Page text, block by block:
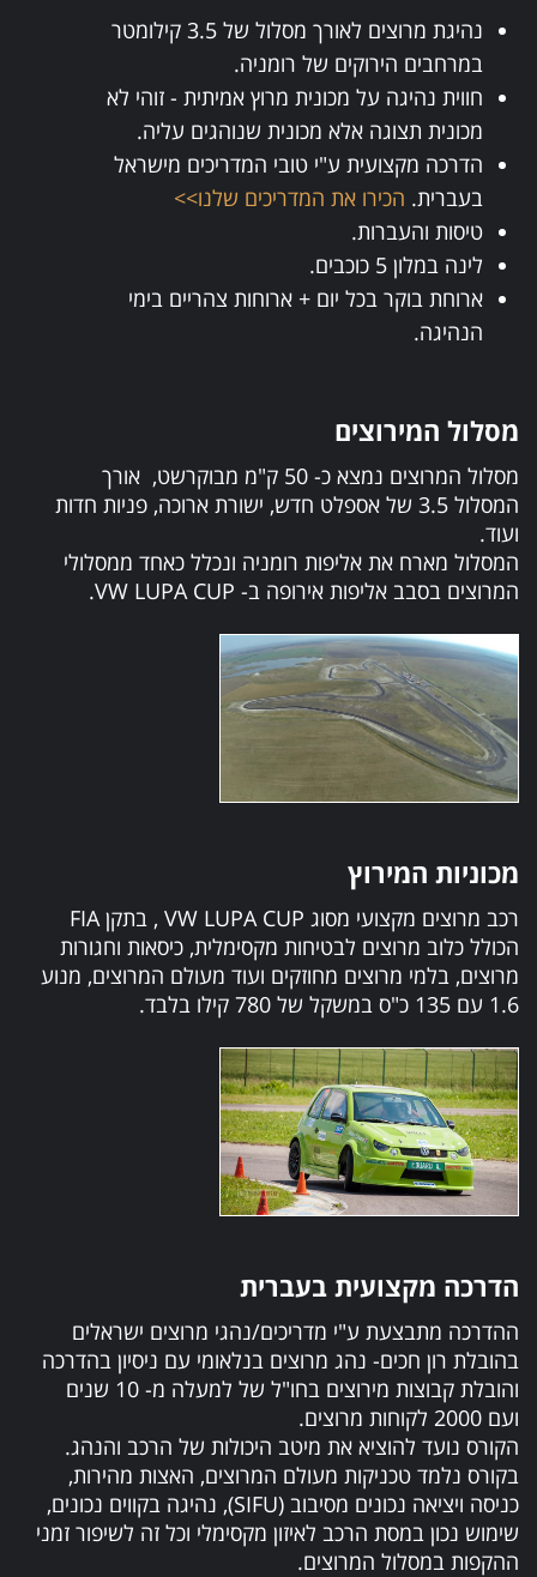
נהיגת מרוצים לאורך מסלול של 3.5 קילומטר
במרחבים הירוקים של רומניה.
חווית נהיגה על מכונית מרוץ אמיתית - זוהי לא
מכונית תצוגה אלא מכונית שנוהגים עליה.
הדרכה מקצועית ע"י טובי המדריכים מישראל
בעברית. הכירו את המדריכים שלנו>>
טיסות והעברות.
לינה במלון 5 כוכבים.
ארוחת בוקר בכל יום + ארוחות צהריים בימי
הנהיגה.
מסלול המירוצים
מסלול המרוצים נמצא כ- 50 ק"מ מבוקרשט, אורך
המסלול 3.5 של אספלט חדש, ישורת ארוכה, פניות חדות
ועוד.
המסלול מארח את אליפות רומניה ונכלל כאחד ממסלולי
המרוצים בסבב אליפות אירופה ב- VW LUPA CUP.
מכוניות המירוץ
רכב מרוצים מקצועי מסוג VW LUPA CUP , בתקן FIA
הכולל כלוב מרוצים לבטיחות מקסימלית, כיסאות וחגורות
מרוצים, בלמי מרוצים מחוזקים ועוד מעולם המרוצים, מנוע
1.6 עם 135 כ"ס במשקל של 780 קילו בלבד.
הדרכה מקצועית בעברית
ההדרכה מתבצעת ע"י מדריכים/נהגי מרוצים ישראלים
בהובלת רון חכים- נהג מרוצים בנלאומי עם ניסיון בהדרכה
והובלת קבוצות מירוצים בחו"ל של למעלה מ- 10 שנים
ועם 2000 לקוחות מרוצים.
הקורס נועד להוציא את מיטב היכולות של הרכב והנהג.
בקורס נלמד טכניקות מעולם המרוצים, האצות מהירות,
כניסה ויציאה נכונים מסיבוב (SIFU), נהיגה בקווים נכונים,
שימוש נכון במסת הרכב לאיזון מקסימלי וכל זה לשיפור זמני
ההקפות במסלול המרוצים.